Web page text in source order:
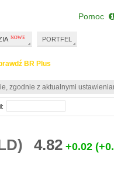
BR Plus
zgodnie z aktualnymi
4.82 +0.02
PORTFEL
Pomoc